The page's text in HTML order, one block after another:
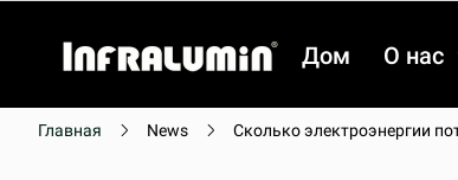
Дом О нас
Главная News Сколько электроэнергии